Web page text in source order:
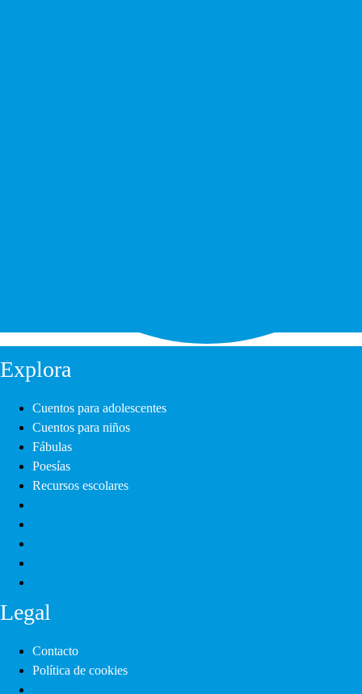
Explora
Cuentos para adolescentes
Cuentos para niños
Fábulas
Poesías
Recursos escolares
Legal
Contacto
Política de cookies